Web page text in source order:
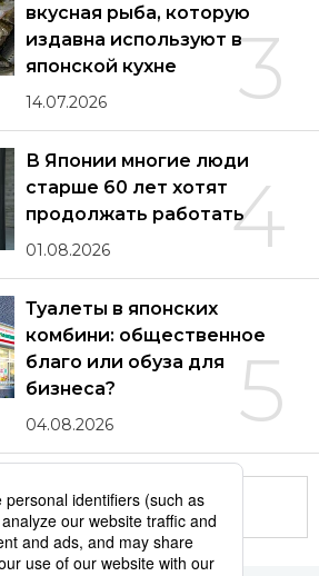
3
вкусная рыба, которую
издавна используют в
японской кухне
14.07.2026
4
В Японии многие люди
старше 60 лет хотят
продолжать работать
01.08.2026
5
Туалеты в японских
комбини: общественное
благо или обуза для
бизнеса?
04.08.2026
статьи по теме